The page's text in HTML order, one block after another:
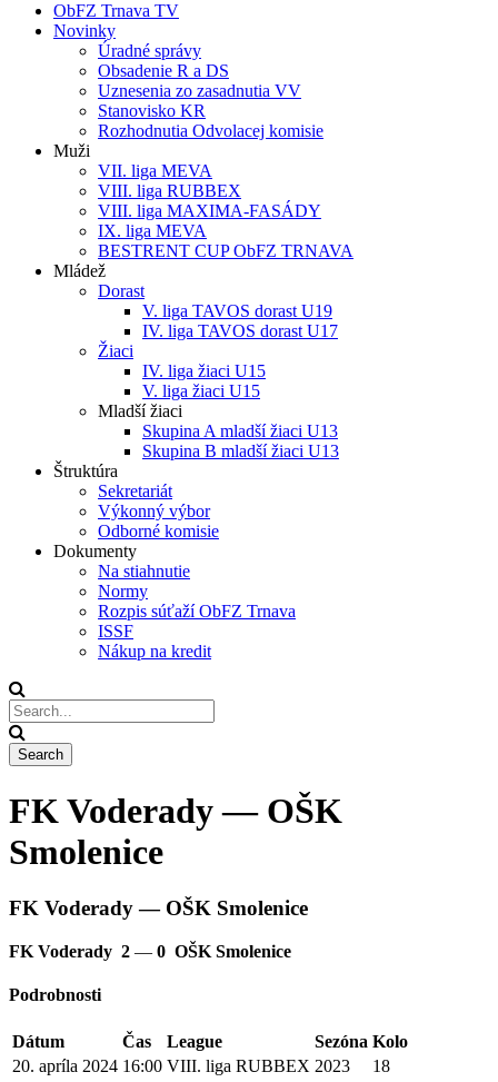
ObFZ Trnava TV
Novinky
Úradné správy
Obsadenie R a DS
Uznesenia zo zasadnutia VV
Stanovisko KR
Rozhodnutia Odvolacej komisie
Muži
VII. liga MEVA
VIII. liga RUBBEX
VIII. liga MAXIMA-FASÁDY
IX. liga MEVA
BESTRENT CUP ObFZ TRNAVA
Mládež
Dorast
V. liga TAVOS dorast U19
IV. liga TAVOS dorast U17
Žiaci
IV. liga žiaci U15
V. liga žiaci U15
Mladší žiaci
Skupina A mladší žiaci U13
Skupina B mladší žiaci U13
Štruktúra
Sekretariát
Výkonný výbor
Odborné komisie
Dokumenty
Na stiahnutie
Normy
Rozpis súťaží ObFZ Trnava
ISSF
Nákup na kredit
FK Voderady — OŠK
Smolenice
FK Voderady — OŠK Smolenice
FK Voderady 2 — 0 OŠK Smolenice
Podrobnosti
Dátum Čas League Sezóna Kolo
20. apríla 2024 16:00 VIII. liga RUBBEX 2023 18